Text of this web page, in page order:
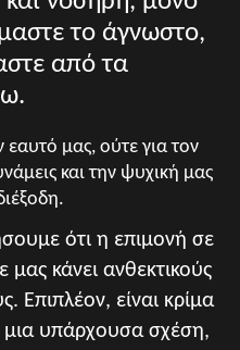
το άγνωστο,
από τα
εαυτό μας, ούτε για τον
και την ψυχική μας
ότι η επιμονή σε
μας κάνει ανθεκτικούς
Επιπλέον, είναι κρίμα
υπάρχουσα σχέση,